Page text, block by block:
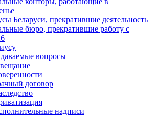
Беларуси, прекратившие деятельность
бюро, прекратившие работу с
вопросы
договор
надписи